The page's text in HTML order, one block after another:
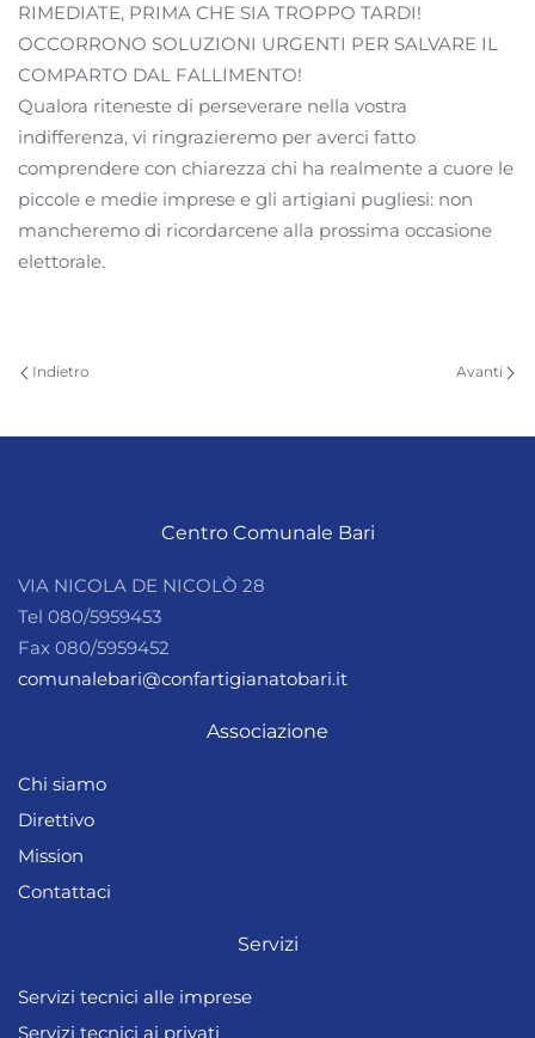
RIMEDIATE, PRIMA CHE SIA TROPPO TARDI!
OCCORRONO SOLUZIONI URGENTI PER SALVARE IL
COMPARTO DAL FALLIMENTO!
Qualora riteneste di perseverare nella vostra
indifferenza, vi ringrazieremo per averci fatto
comprendere con chiarezza chi ha realmente a cuore le
piccole e medie imprese e gli artigiani pugliesi: non
mancheremo di ricordarcene alla prossima occasione
elettorale.
Indietro Avanti
Centro Comunale Bari
VIA NICOLA DE NICOLÒ 28
Tel 080/5959453
Fax 080/5959452
comunalebari@confartigianatobari.it
Associazione
Chi siamo
Direttivo
Mission
Contattaci
Servizi
Servizi tecnici alle imprese
Servizi tecnici ai privati